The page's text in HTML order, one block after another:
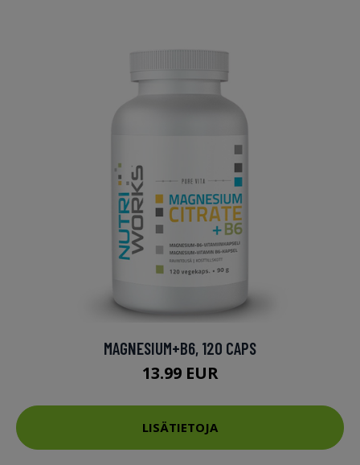
MAGNESIUM+B6, 120 CAPS
13.99 EUR
LISÄTIETOJA